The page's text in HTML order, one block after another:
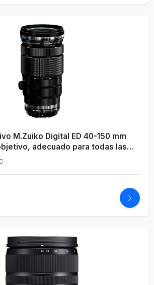
M.Zuiko Digital ED 40-150 mm
adecuado para todas las
Olympus OM-D & PEN,